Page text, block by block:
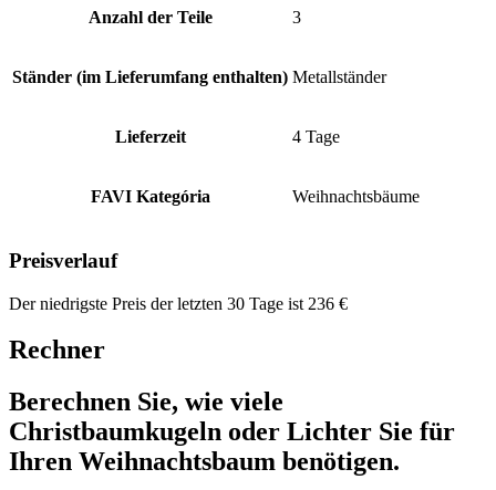
Anzahl der Teile 3
Ständer (im Lieferumfang enthalten) Metallständer
Lieferzeit 4 Tage
FAVI Kategória Weihnachtsbäume
Preisverlauf
Der niedrigste Preis der letzten 30 Tage ist 236 €
Rechner
Berechnen Sie, wie viele
Christbaumkugeln oder Lichter Sie für
Ihren Weihnachtsbaum benötigen.